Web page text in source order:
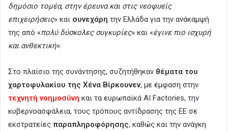
δημόσιο τομέα, στην έρευνα και στις νεοφυείς
επιχειρήσεις» και συνεχάρη την Ελλάδα για την ανάκαμψή
της από «πολύ δύσκολες συγκυρίες» και «έγινε πιο ισχυρή
και ανθεκτική».
Στο πλαίσιο της συνάντησης, συζητήθηκαν θέματα του
χαρτοφυλακίου της Χένα Βίρκουνεν, με έμφαση στην
τεχνητή νοημοσύνη και τα ευρωπαϊκά AI Factories, την
κυβερνοασφάλεια, τους τρόπους αντίδρασης της ΕΕ σε
εκστρατείες παραπληροφόρησης, καθώς και την ανάγκη